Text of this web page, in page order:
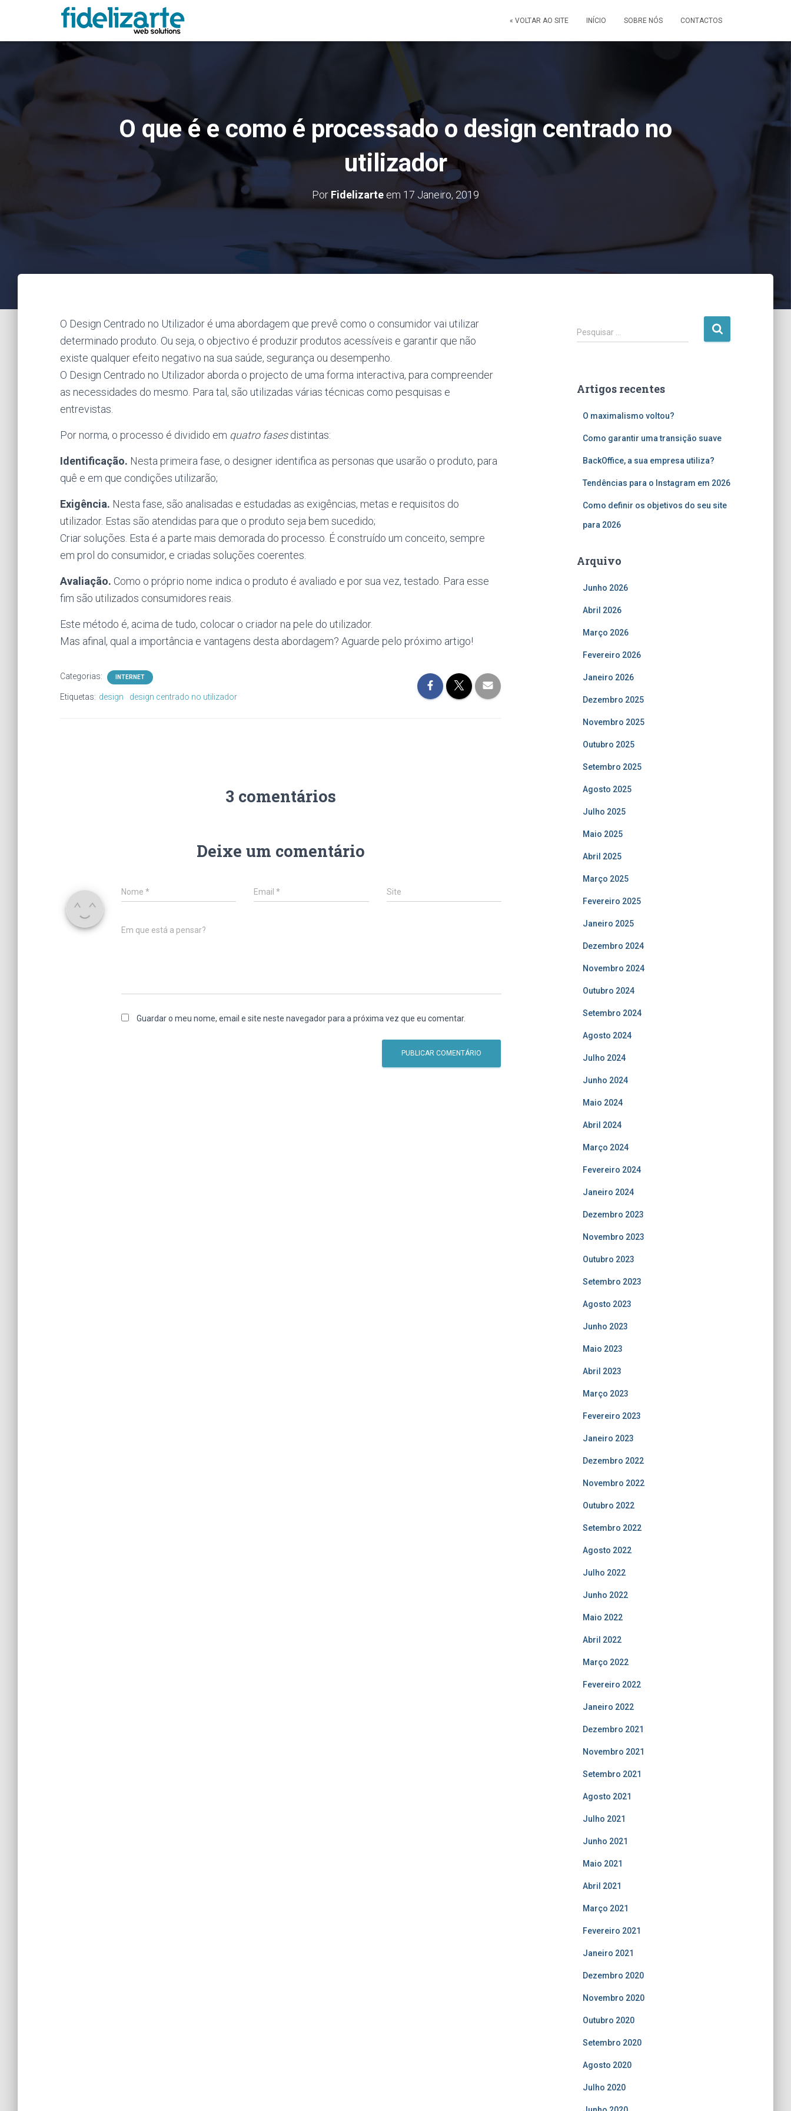
« VOLTAR AO SITE INÍCIO SOBRE NÓS CONTACTOS
O que é e como é processado o design centrado no
utilizador
Por Fidelizarte em 17 Janeiro, 2019
O Design Centrado no Utilizador é uma abordagem que prevê como o consumidor vai utilizar
determinado produto. Ou seja, o objectivo é produzir produtos acessíveis e garantir que não
existe qualquer efeito negativo na sua saúde, segurança ou desempenho.
O Design Centrado no Utilizador aborda o projecto de uma forma interactiva, para compreender
as necessidades do mesmo. Para tal, são utilizadas várias técnicas como pesquisas e
entrevistas.
Por norma, o processo é dividido em quatro fasesdistintas:
Identificação. Nesta primeira fase, o designer identifica as personas que usarão o produto, para
quê e em que condições utilizarão;
Exigência. Nesta fase, são analisadas e estudadas as exigências, metas e requisitos do
utilizador. Estas são atendidas para que o produto seja bem sucedido;
Criar soluções. Esta é a parte mais demorada do processo. É construído um conceito, sempre
em prol do consumidor, e criadas soluções coerentes.
Avaliação. Como o próprio nome indica o produto é avaliado e por sua vez, testado. Para esse
fim são utilizados consumidores reais.
Este método é, acima de tudo, colocar o criador na pele do utilizador.
Mas afinal, qual a importância e vantagens desta abordagem? Aguarde pelo próximo artigo!
Categorias: INTERNET
Etiquetas: design design centrado no utilizador
3 comentários
Deixe um comentário
Nome * Email* Site
Em que está a pensar?
Guardar o meu nome, email e site neste navegador para a próxima vez que eu comentar.
P
e
i
Pesquisar …
Artigos recentes
O maximalismo voltou?
Como garantir uma transição suave
BackOffice, a sua empresa utiliza?
Tendências para o Instagram em 2026
Como definir os objetivos do seu site
para 2026
Arquivo
Junho 2026
Abril 2026
Março 2026
Fevereiro 2026
Janeiro 2026
Dezembro 2025
Novembro 2025
Outubro 2025
Setembro 2025
Agosto 2025
Julho 2025
Maio 2025
Abril 2025
Março 2025
Fevereiro 2025
Janeiro 2025
Dezembro 2024
Novembro 2024
Outubro 2024
Setembro 2024
Agosto 2024
Julho 2024
Junho 2024
Maio 2024
Abril 2024
Março 2024
Fevereiro 2024
Janeiro 2024
Dezembro 2023
Novembro 2023
Outubro 2023
Setembro 2023
Agosto 2023
Junho 2023
Maio 2023
Abril 2023
Março 2023
Fevereiro 2023
Janeiro 2023
Dezembro 2022
Novembro 2022
Outubro 2022
Setembro 2022
Agosto 2022
Julho 2022
Junho 2022
Maio 2022
Abril 2022
Março 2022
Fevereiro 2022
Janeiro 2022
Dezembro 2021
Novembro 2021
Setembro 2021
Agosto 2021
Julho 2021
Junho 2021
Maio 2021
Abril 2021
Março 2021
Fevereiro 2021
Janeiro 2021
Dezembro 2020
Novembro 2020
Outubro 2020
Setembro 2020
Agosto 2020
Julho 2020